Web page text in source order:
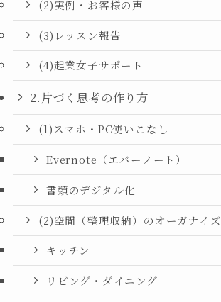
(2)実例・お客様の声
(3)レッスン報告
(4)起業女子サポート
2.片づく思考の作り方
(1)スマホ・PC使いこなし
Evernote（エバーノート）
書類のデジタル化
(2)空間（整理収納）のオーガナイズ
キッチン
リビング・ダイニング